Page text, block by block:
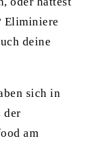
Eliminiere
deine
sich in
der
am